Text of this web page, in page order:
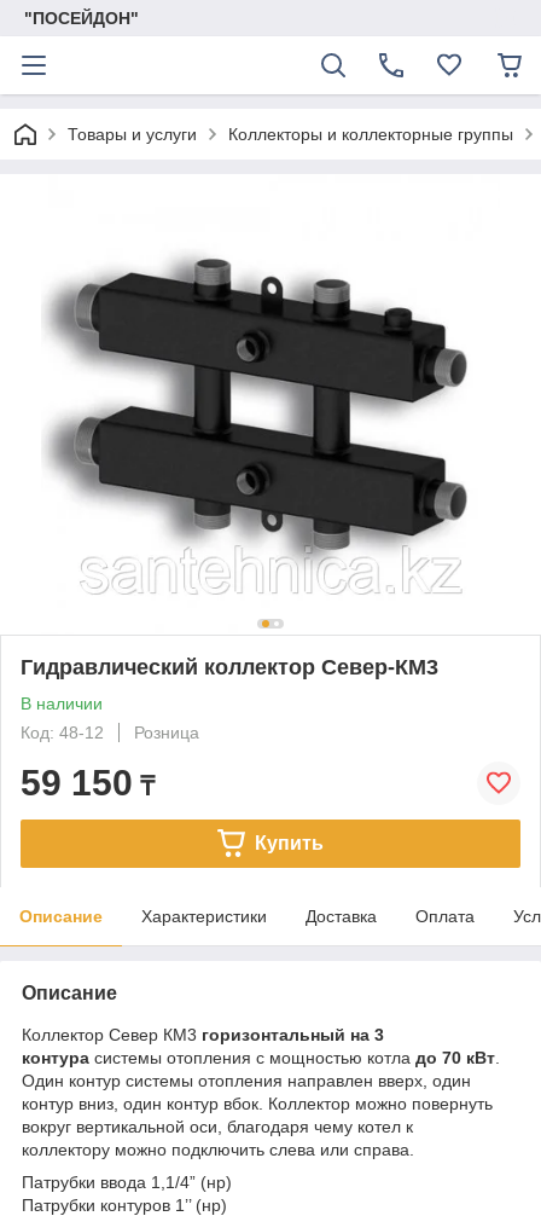
"ПОСЕЙДОН"
Товары и услуги Коллекторы и коллекторные группы
Гидравлический коллектор Север-КМ3
В наличии
Код: 48-12
Розница
59 150 ₸
Купить
Описание Характеристики Доставка Оплата
Описание
Коллектор Север КМ3 горизонтальный на 3
контура системы отопления с мощностью котла до 70 кВт
Один контур системы отопления направлен вверх, один
контур вниз, один контур вбок. Коллектор можно повернуть
вокруг вертикальной оси, благодаря чему котел к
коллектору можно подключить слева или справа.
Патрубки ввода 1,1/4” (нр)
Патрубки контуров 1’’ (нр)